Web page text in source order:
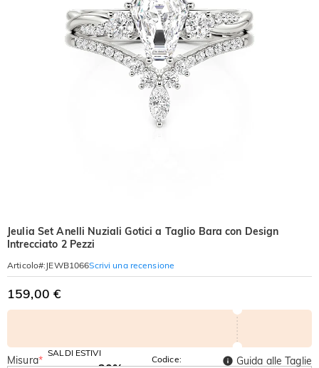
Jeulia Set Anelli Nuziali Gotici a Taglio Bara con Design
Intrecciato 2 Pezzi
Articolo#: JEWB1066Scrivi una recensione
159,00 €
SALDI ESTIVI
Codice:
Misura*
Guida alle Taglie